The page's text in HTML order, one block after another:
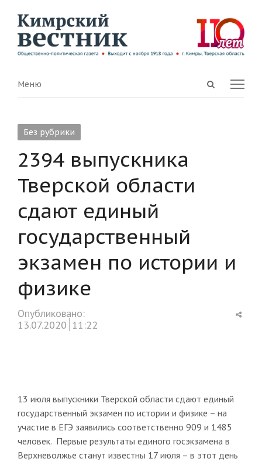
Open
Menu
Меню
Без рубрики
2394 выпускника
Тверской области
сдают единый
государственный
экзамен по истории и
физике
Опубликовано:
13.07.2020 11:22
13 июля выпускники Тверской области сдают единый
государственный экзамен по истории и физике – на
участие в ЕГЭ заявились соответственно 909 и 1485
человек. Первые результаты единого госэкзамена в
Верхневолжье станут известны 17 июля – в этот день